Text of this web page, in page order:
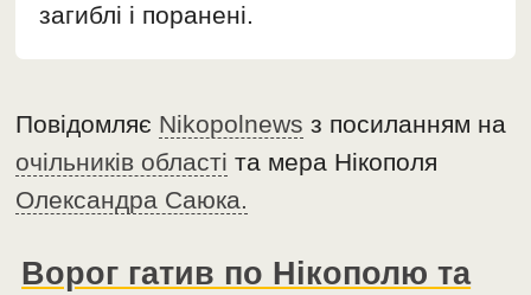
загиблі і поранені.
Повідомляє Nikopolnews з посиланням на
очільників області та мера Нікополя
Олександра Саюка.
Ворог гатив по Нікополю та